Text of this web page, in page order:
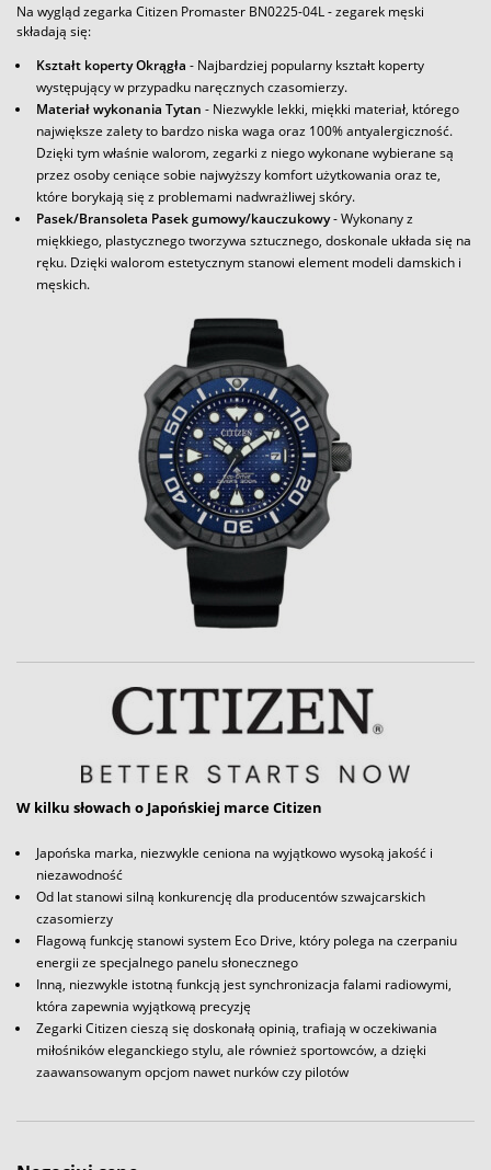
Na wygląd zegarka Citizen Promaster BN0225-04L - zegarek męski
składają się:
Kształt koperty Okrągła - Najbardziej popularny kształt koperty
występujący w przypadku naręcznych czasomierzy.
Materiał wykonania Tytan - Niezwykle lekki, miękki materiał, którego
największe zalety to bardzo niska waga oraz 100% antyalergiczność.
Dzięki tym właśnie walorom, zegarki z niego wykonane wybierane są
przez osoby ceniące sobie najwyższy komfort użytkowania oraz te,
które borykają się z problemami nadwrażliwej skóry.
Pasek/Bransoleta Pasek gumowy/kauczukowy- Wykonany z
miękkiego, plastycznego tworzywa sztucznego, doskonale układa się na
ręku. Dzięki walorom estetycznym stanowi element modeli damskich i
męskich.
W kilku słowach o Japońskiej marce Citizen
Japońska marka, niezwykle ceniona na wyjątkowo wysoką jakość i
niezawodność
Od lat stanowi silną konkurencję dla producentów szwajcarskich
czasomierzy
Flagową funkcję stanowi system Eco Drive, który polega na czerpaniu
energii ze specjalnego panelu słonecznego
Inną, niezwykle istotną funkcją jest synchronizacja falami radiowymi,
która zapewnia wyjątkową precyzję
Zegarki Citizen cieszą się doskonałą opinią, trafiają w oczekiwania
miłośników eleganckiego stylu, ale również sportowców, a dzięki
zaawansowanym opcjom nawet nurków czy pilotów